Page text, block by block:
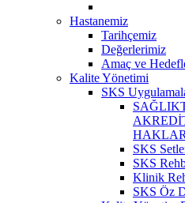
Hastanemiz
Tarihçemiz
Değerlerimiz
Amaç ve
Kalite Yönetimi
SKS
SKS
SKS
Klinik
SKS Öz